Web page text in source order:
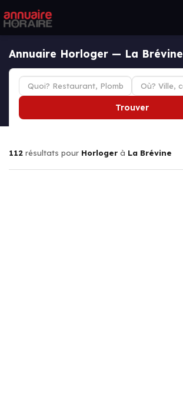
Annuaire Horloger — La Brévine
Trouver
112 résultats pour Horloger à La Brévine